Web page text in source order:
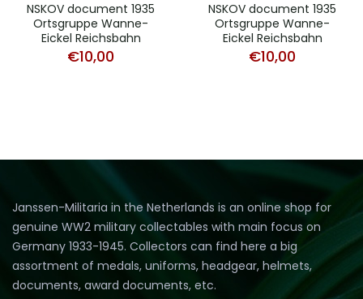
NSKOV document 1935
Ortsgruppe Wanne-
Eickel Reichsbahn
€10,00
NSKOV document 1935
Ortsgruppe Wanne-
Eickel Reichsbahn
€10,00
Janssen-Militaria in the Netherlands is an online shop for
genuine WW2 military collectables with main focus on
Germany 1933-1945. Collectors can find here a big
assortment of medals, uniforms, headgear, helmets,
documents, award documents, etc.